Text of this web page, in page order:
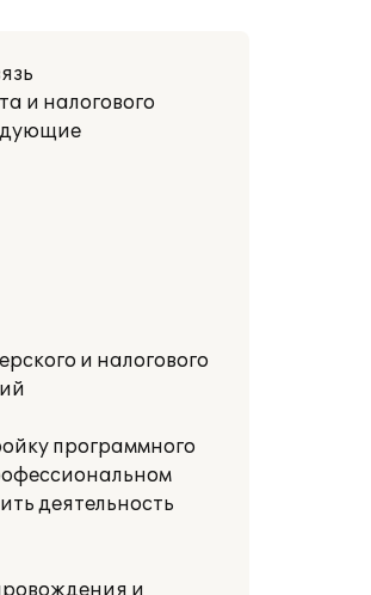
и налогового
и налогового
программного
деятельность
и